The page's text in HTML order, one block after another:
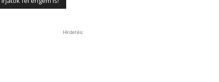
Hirdetés: